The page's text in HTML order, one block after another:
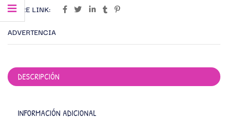
SHARE LINK:
ADVERTENCIA
DESCRIPCIÓN
INFORMACIÓN ADICIONAL